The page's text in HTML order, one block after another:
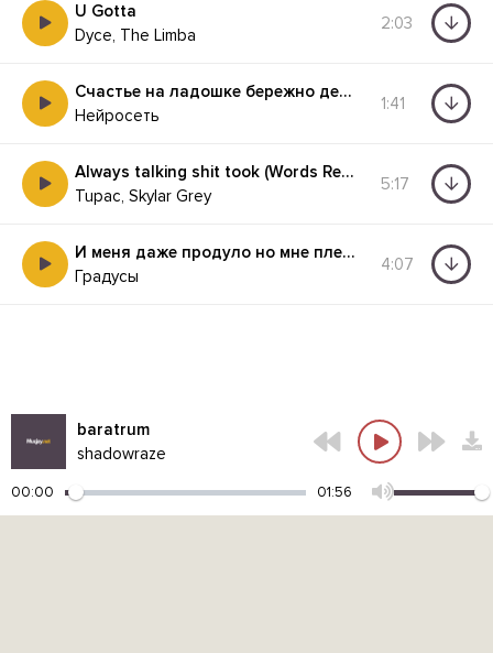
U Gotta
Dyce, The Limba
2:03
Счастье на ладошке бережно держу
Нейросеть
1:41
Always talking shit took (Words Remix)
Tupac, Skylar Grey
5:17
И меня даже продуло но мне плевать если я заболею
Градусы
4:07
baratrum
shadowraze
00:00 01:56